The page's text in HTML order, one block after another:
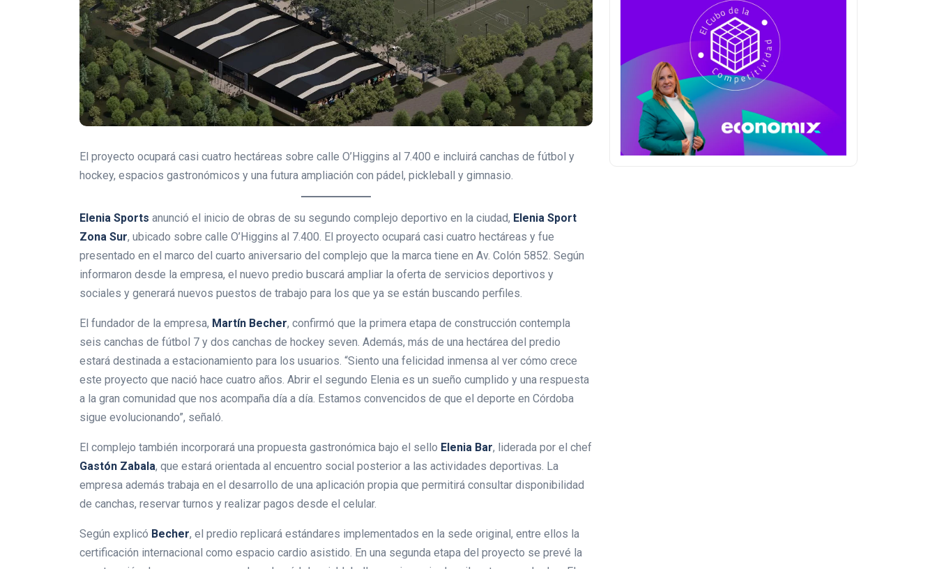
El proyecto ocupará casi cuatro hectáreas sobre calle O’Higgins al 7.400 e incluirá canchas de fútbol y
hockey, espacios gastronómicos y una futura ampliación con pádel, pickleball y gimnasio.
Elenia Sports anunció el inicio de obras de su segundo complejo deportivo en la ciudad, Elenia Sport
Zona Sur, ubicado sobre calle O’Higgins al 7.400. El proyecto ocupará casi cuatro hectáreas y fue
presentado en el marco del cuarto aniversario del complejo que la marca tiene en Av. Colón 5852. Según
informaron desde la empresa, el nuevo predio buscará ampliar la oferta de servicios deportivos y
sociales y generará nuevos puestos de trabajo para los que ya se están buscando perfiles.
El fundador de la empresa, Martín Becher, confirmó que la primera etapa de construcción contempla
seis canchas de fútbol 7 y dos canchas de hockey seven. Además, más de una hectárea del predio
estará destinada a estacionamiento para los usuarios. “Siento una felicidad inmensa al ver cómo crece
este proyecto que nació hace cuatro años. Abrir el segundo Elenia es un sueño cumplido y una respuesta
a la gran comunidad que nos acompaña día a día. Estamos convencidos de que el deporte en Córdoba
sigue evolucionando”, señaló.
El complejo también incorporará una propuesta gastronómica bajo el sello Elenia Bar, liderada por el chef
Gastón Zabala, que estará orientada al encuentro social posterior a las actividades deportivas. La
empresa además trabaja en el desarrollo de una aplicación propia que permitirá consultar disponibilidad
de canchas, reservar turnos y realizar pagos desde el celular.
Según explicó Becher, el predio replicará estándares implementados en la sede original, entre ellos la
certificación internacional como espacio cardio asistido. En una segunda etapa del proyecto se prevé la